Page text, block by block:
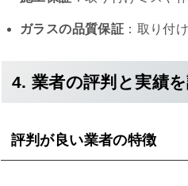
ガラスの品質保証 ：取り付
4. 業者の評判と実績
評判が良い業者の特徴